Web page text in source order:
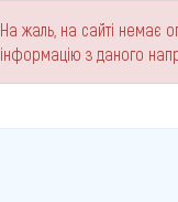
На жаль, на сайті немає
інформацію з даного